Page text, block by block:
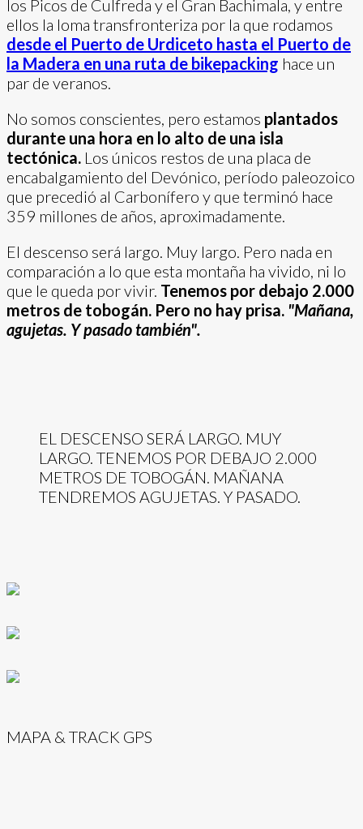
los Picos de Culfreda y el Gran Bachimala, y entre
ellos la loma transfronteriza por la que rodamos
desde el Puerto de Urdiceto hasta el Puerto de
la Madera en una ruta de bikepacking hace un
par de veranos.
No somos conscientes, pero estamos plantados
durante una hora en lo alto de una isla
tectónica. Los únicos restos de una placa de
encabalgamiento del Devónico, período paleozoico
que precedió al Carbonífero y que terminó hace
359 millones de años, aproximadamente.
El descenso será largo. Muy largo. Pero nada en
comparación a lo que esta montaña ha vivido, ni lo
que le queda por vivir. Tenemos por debajo 2.000
metros de tobogán. Pero no hay prisa. "Mañana,
agujetas. Y pasado también".
EL DESCENSO SERÁ LARGO. MUY
LARGO. TENEMOS POR DEBAJO 2.000
METROS DE TOBOGÁN. MAÑANA
TENDREMOS AGUJETAS. Y PASADO.
MAPA & TRACK GPS